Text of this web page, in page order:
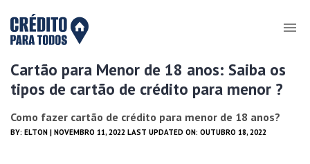
Cartão para Menor de 18 anos: Saiba os
tipos de cartão de crédito para menor ?
Como fazer cartão de crédito para menor de 18 anos?
BY: ELTON | NOVEMBRO 11, 2022 LAST UPDATED ON: OUTUBRO 18, 2022